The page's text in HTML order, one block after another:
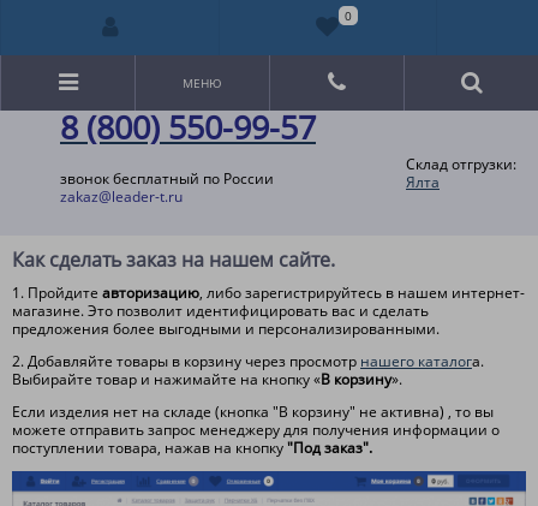
8 (800) 550-99-57
звонок бесплатный по России
zakaz@leader-t.ru
Склад отгрузки:
Ялта
МЕНЮ
Как сделать заказ на нашем сайте.
1. Пройдите авторизацию, либо зарегистрируйтесь в нашем интернет-
магазине. Это позволит идентифицировать вас и сделать
предложения более выгодными и персонализированными.
2. Добавляйте товары в корзину через просмотр нашего каталога.
Выбирайте товар и нажимайте на кнопку «В корзину».
Если изделия нет на складе (кнопка "В корзину" не активна) , то вы
можете отправить запрос менеджеру для получения информации о
поступлении товара, нажав на кнопку"Под заказ".
0